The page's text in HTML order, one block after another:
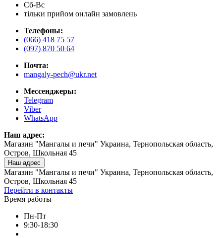
Сб-Вс
тільки прийом онлайн замовлень
Телефоны:
(066) 418 75 57
(097) 870 50 64
Почта:
mangaly-pech@ukr.net
Мессенджеры:
Telegram
Viber
WhatsApp
Наш адрес:
Магазин "Мангалы и печи" Украина, Тернопольская область,
Остров, Школьная 45
Наш адрес
Магазин "Мангалы и печи" Украина, Тернопольская область,
Остров, Школьная 45
Перейти в контакты
Время работы
Пн-Пт
9:30-18:30